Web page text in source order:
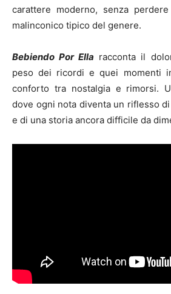
carattere moderno, senza
malinconico tipico del genere.
Bebiendo Por Ella racconta il
peso dei ricordi e quei momenti
conforto tra nostalgia e rimorsi.
dove ogni nota diventa un riflesso
e di una storia ancora difficile da